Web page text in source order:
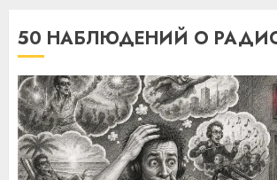
50 НАБЛЮДЕНИЙ О